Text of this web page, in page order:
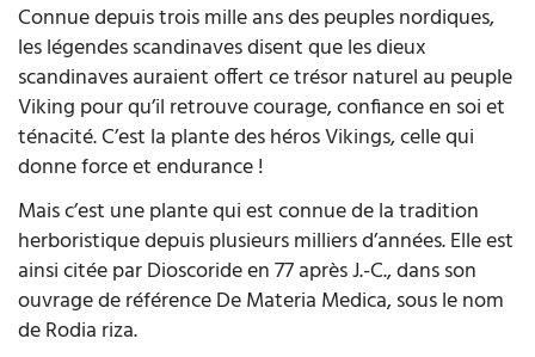
Connue depuis trois mille ans des peuples nordiques,
les légendes scandinaves disent que les dieux
scandinaves auraient offert ce trésor naturel au peuple
Viking pour qu’il retrouve courage, confiance en soi et
ténacité. C’est la plante des héros Vikings, celle qui
donne force et endurance !
Mais c’est une plante qui est connue de la tradition
herboristique depuis plusieurs milliers d’années. Elle est
ainsi citée par Dioscoride en 77 après J.-C., dans son
ouvrage de référence De Materia Medica, sous le nom
de Rodia riza.